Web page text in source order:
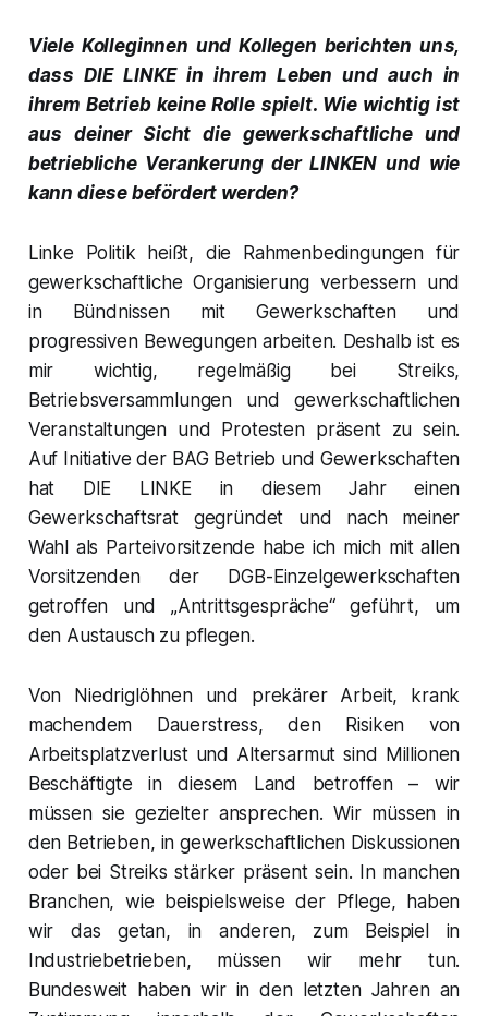
Viele Kolleginnen und Kollegen berichten uns,
dass DIE LINKE in ihrem Leben und auch in
ihrem Betrieb keine Rolle spielt. Wie wichtig ist
aus deiner Sicht die gewerkschaftliche und
betriebliche Verankerung der LINKEN und wie
kann diese befördert werden?
Linke Politik heißt, die Rahmenbedingungen für
gewerkschaftliche Organisierung verbessern und
in Bündnissen mit Gewerkschaften und
progressiven Bewegungen arbeiten. Deshalb ist es
mir wichtig, regelmäßig bei Streiks,
Betriebsversammlungen und gewerkschaftlichen
Veranstaltungen und Protesten präsent zu sein.
Auf Initiative der BAG Betrieb und Gewerkschaften
hat DIE LINKE in diesem Jahr einen
Gewerkschaftsrat gegründet und nach meiner
Wahl als Parteivorsitzende habe ich mich mit allen
Vorsitzenden der DGB-Einzelgewerkschaften
getroffen und „Antrittsgespräche“ geführt, um
den Austausch zu pflegen.
Von Niedriglöhnen und prekärer Arbeit, krank
machendem Dauerstress, den Risiken von
Arbeitsplatzverlust und Altersarmut sind Millionen
Beschäftigte in diesem Land betroffen – wir
müssen sie gezielter ansprechen. Wir müssen in
den Betrieben, in gewerkschaftlichen Diskussionen
oder bei Streiks stärker präsent sein. In manchen
Branchen, wie beispielsweise der Pflege, haben
wir das getan, in anderen, zum Beispiel in
Industriebetrieben, müssen wir mehr tun.
Bundesweit haben wir in den letzten Jahren an